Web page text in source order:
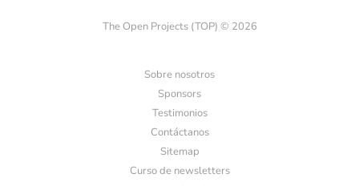
The Open Projects (TOP) © 2026
Sobre nosotros
Sponsors
Testimonios
Contáctanos
Sitemap
Curso de newsletters